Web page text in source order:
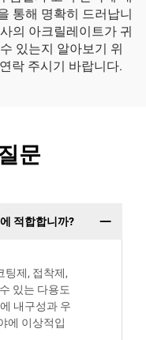
통해 명확히 드러납니
의 아크릴레이트가 귀
있는지 알아보기 위
락 주시기 바랍니다.
문
적합합니까?
팅제, 접착제,
있는 다용도
내구성과 우
에 이상적입